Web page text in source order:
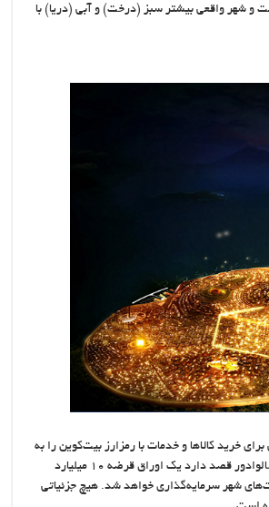
و شهر واقعی بیشتر سبز (درخت) و آبی (دریا) با
خرید کالاها و خدمات با رمزارز بیت‌کوین را به
رسمیت شناخت و آن را قانونی اعلام کرد. برای تامین مالی این شهر، السالوادور قصد دارد یک اوراق قرضه ۱۰ میلیارد
شهر سرمایه‌گذاری خواهد شد. هیچ جزئیاتی